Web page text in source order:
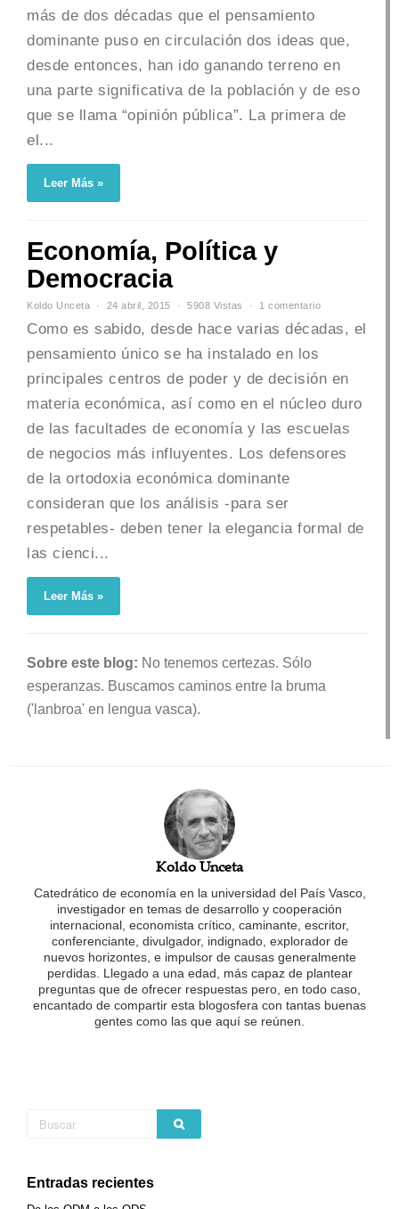
más de dos décadas que el pensamiento
dominante puso en circulación dos ideas que,
desde entonces, han ido ganando terreno en
una parte significativa de la población y de eso
que se llama “opinión pública”. La primera de
el...
Leer Más »
Economía, Política y
Democracia
Koldo Unceta 24 abril, 2015 5908 Vistas 1 comentario
Como es sabido, desde hace varias décadas, el
pensamiento único se ha instalado en los
principales centros de poder y de decisión en
materia económica, así como en el núcleo duro
de las facultades de economía y las escuelas
de negocios más influyentes. Los defensores
de la ortodoxia económica dominante
consideran que los análisis -para ser
respetables- deben tener la elegancia formal de
las cienci...
Leer Más »
Sobre este blog: No tenemos certezas. Sólo
esperanzas. Buscamos caminos entre la bruma
('lanbroa' en lengua vasca).
Koldo Unceta
Catedrático de economía en la universidad del País Vasco,
investigador en temas de desarrollo y cooperación
internacional, economista crítico, caminante, escritor,
conferenciante, divulgador, indignado, explorador de
nuevos horizontes, e impulsor de causas generalmente
perdidas. Llegado a una edad, más capaz de plantear
preguntas que de ofrecer respuestas pero, en todo caso,
encantado de compartir esta blogosfera con tantas buenas
gentes como las que aquí se reúnen.
Entradas recientes